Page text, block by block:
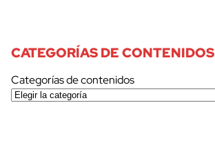
CATEGORÍAS DE CONTENIDOS
Categorías de contenidos